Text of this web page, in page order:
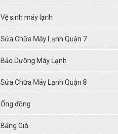
Vệ sinh máy lạnh
Sửa Chữa Máy Lạnh Quận 7
Bảo Dưỡng Máy Lạnh
Sửa Chữa Máy Lạnh Quận 8
Ống đồng
Bảng Giá